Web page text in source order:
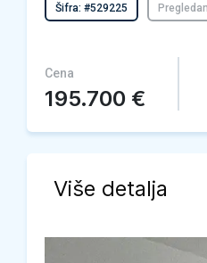
Šifra: #529225
Cena
195.700 €
Više detalja